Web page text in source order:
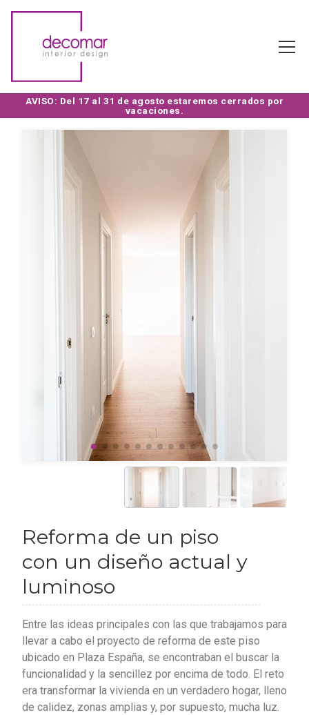
Reforma de un piso
con un diseño actual y
luminoso
Entre las ideas principales con las que trabajamos para
llevar a cabo el proyecto de reforma de este piso
ubicado en Plaza España, se encontraban el buscar la
funcionalidad y la sencillez por encima de todo. El reto
era transformar la vivienda en un verdadero hogar, lleno
de calidez, zonas amplias y, por supuesto, mucha luz.